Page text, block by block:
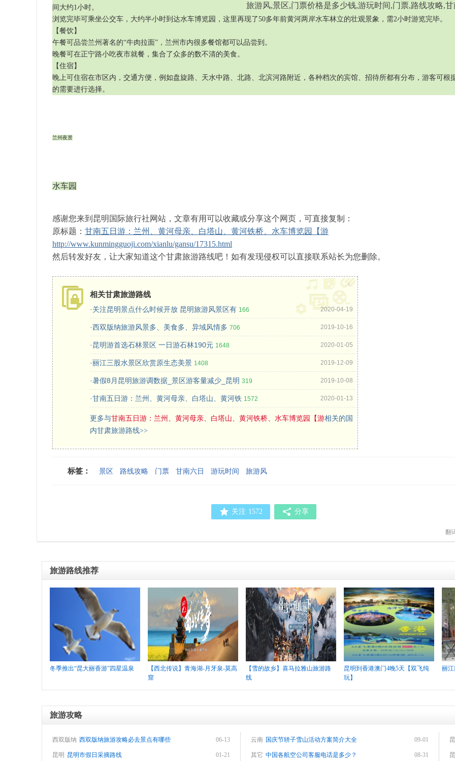
旅游风,景区,门票价格是多少钱,游玩时间,门票,路线攻略,
间大约1小时。
浏览完毕可乘坐公交车，大约半小时到达水车博览园，这里再现了50多年前黄河两岸水车林立的壮观景象，需2小时游览完毕。
【餐饮】
午餐可品尝兰州著名的“牛肉拉面”，兰州市内很多餐馆都可以品尝到。
晚餐可在正宁路小吃夜市就餐，集合了众多的数不清的美食。
【住宿】
晚上可住宿在市区内，交通方便，例如盘旋路、天水中路、北路、北滨河路附近，各种档次的宾馆、招待所都有分布，游客可根
的需要进行选择。
兰州夜景
水车园
感谢您来到昆明国际旅行社网站，文章有用可以收藏或分享这个网页，可直接复制：
原标题： 甘南五日游：兰州、黄河母亲、白塔山、黄河铁桥、水车博览园【游
http://www.kunmingguoji.com/xianlu/gansu/17315.html
然后转发好友，让大家知道这个甘肃旅游路线吧！如有发现侵权可以直接联系站长为您删除。
相关甘肃旅游路线
·关注昆明景点什么时候开放 昆明旅游风景区有 166 2020-04-19
·西双版纳旅游风景多、美食多、异域风情多 706 2019-10-16
·昆明游首选石林景区 一日游石林190元 1648 2020-01-05
·丽江三股水景区欣赏原生态美景 1408 2019-12-09
·暑假8月昆明旅游调数据_景区游客量减少_昆明 319 2019-10-08
·甘南五日游：兰州、黄河母亲、白塔山、黄河铁 1572 2020-01-13
更多与甘南五日游：兰州、黄河母亲、白塔山、黄河铁桥、水车博览园【游相关的国
内甘肃旅游路线>>
x
标签： 景区 路线攻略 门票 甘南六日 游玩时间 旅游风
关注 1572 分享
翻
旅游路线推荐
冬季推出“昆大丽香游”四星温泉
【西北传说】青海湖-月牙泉-莫高
窟
【雪的故乡】喜马拉雅山旅游路
线
昆明到香港澳门4晚5天【双飞纯
玩】
丽
旅游攻略
西双版纳 西双版纳旅游攻略必去景点有哪些 06-13
昆明 昆明市假日采摘路线 01-21
云南 国庆节轿子雪山活动方案简介大全 09-01
其它 中国各航空公司客服电话是多少？ 08-31